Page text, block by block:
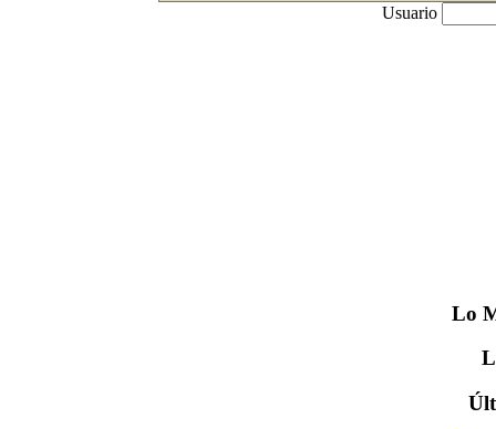
Usuario
Lo